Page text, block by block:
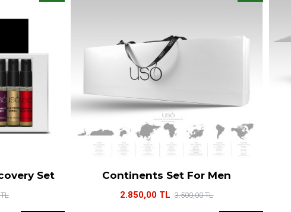
Set Continents Set For Men
2.850,00 TL 3.500,00 TL